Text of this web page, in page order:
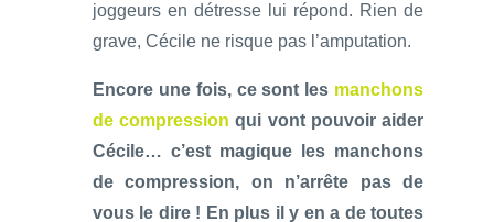
joggeurs en détresse lui répond. Rien de
grave, Cécile ne risque pas l’amputation.
Encore une fois, ce sont les manchons
de compressionqui vont pouvoir aider
Cécile… c’est magique les manchons
de compression, on n’arrête pas de
vous le dire ! En plus il y en a de toutes